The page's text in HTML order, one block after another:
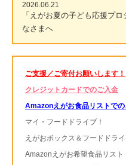
2026.06.21
「えがお夏の子ども応援プ
なさまへ
ご支援／ご寄付お願いします！
クレジットカードでのご入金
Amazonえがお食品リストで
マイ・フードドライブ！
えがおボックス＆フードドラ
Amazonえがお希望食品リスト